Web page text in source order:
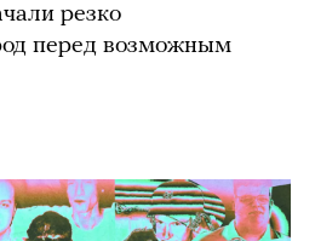
резко
перед возможным